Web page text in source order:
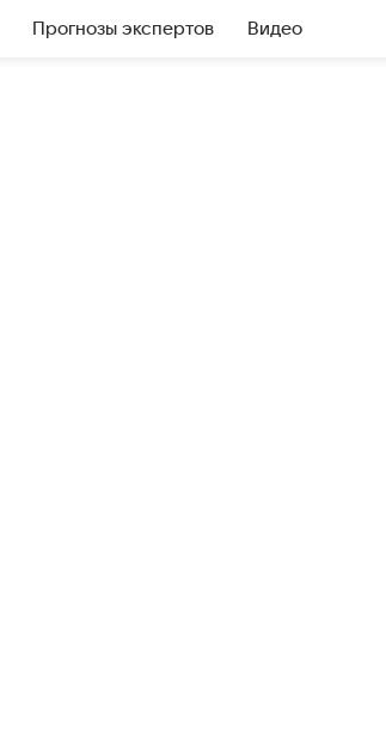
Прогнозы экспертов Видео